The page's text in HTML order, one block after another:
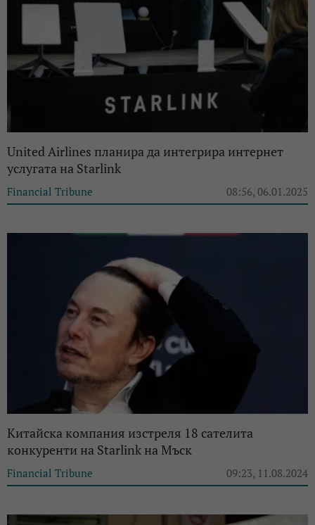
United Airlines планира да интегрира интернет
услугата на Starlink
Financial Tribune 08:56, 06.01.2025
Китайска компания изстреля 18 сателита
конкуренти на Starlink на Мъск
Financial Tribune 09:23, 11.08.2024